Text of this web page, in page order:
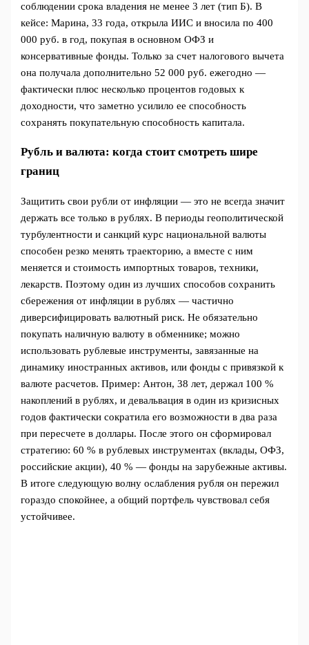
соблюдении срока владения не менее 3 лет (тип Б). В
кейсе: Марина, 33 года, открыла ИИС и вносила по 400
000 руб. в год, покупая в основном ОФЗ и
консервативные фонды. Только за счет налогового вычета
она получала дополнительно 52 000 руб. ежегодно —
фактически плюс несколько процентов годовых к
доходности, что заметно усилило ее способность
сохранять покупательную способность капитала.
Рубль и валюта: когда стоит смотреть шире
границ
Защитить свои рубли от инфляции — это не всегда значит
держать все только в рублях. В периоды геополитической
турбулентности и санкций курс национальной валюты
способен резко менять траекторию, а вместе с ним
меняется и стоимость импортных товаров, техники,
лекарств. Поэтому один из лучших способов сохранить
сбережения от инфляции в рублях — частично
диверсифицировать валютный риск. Не обязательно
покупать наличную валюту в обменнике; можно
использовать рублевые инструменты, завязанные на
динамику иностранных активов, или фонды с привязкой к
валюте расчетов. Пример: Антон, 38 лет, держал 100 %
накоплений в рублях, и девальвация в один из кризисных
годов фактически сократила его возможности в два раза
при пересчете в доллары. После этого он сформировал
стратегию: 60 % в рублевых инструментах (вклады, ОФЗ,
российские акции), 40 % — фонды на зарубежные активы.
В итоге следующую волну ослабления рубля он пережил
гораздо спокойнее, а общий портфель чувствовал себя
устойчивее.